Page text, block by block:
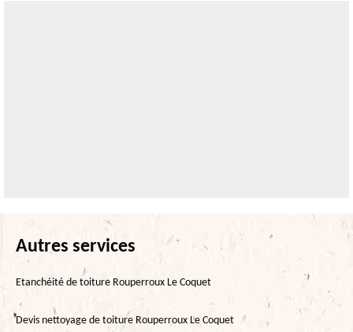
Autres services
Etanchéité de toiture Rouperroux Le Coquet
Devis nettoyage de toiture Rouperroux Le Coquet